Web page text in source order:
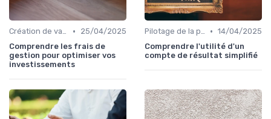
Création de valeur & rentabilité •
25/04/2025
Comprendre les frais de
gestion pour optimiser vos
investissements
Pilotage de la performance financière • 14/04/2025
Comprendre l'utilité d'un
compte de résultat simplifié